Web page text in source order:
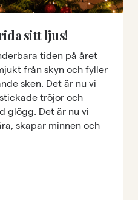
sitt ljus!
tiden på året
från skyn och fyller
sken. Det är nu vi
tröjor och
glögg. Det är nu vi
skapar minnen och